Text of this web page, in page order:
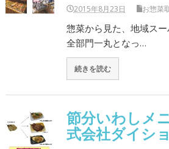
2015年8月23日 お惣菜
惣菜から見た、地域スー
全部門一丸となっ…
続きを読む
節分いわしメ
式会社ダイシ